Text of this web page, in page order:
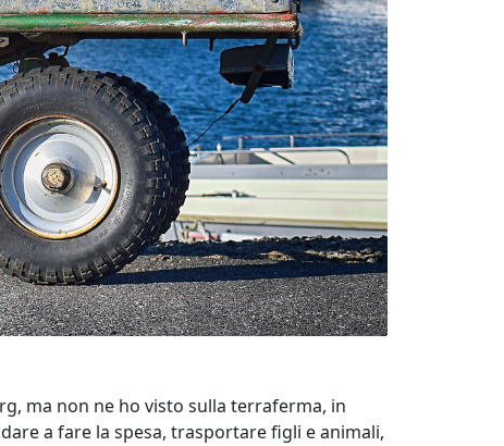
ma non ne ho visto sulla terraferma, in
a fare la spesa, trasportare figli e animali,